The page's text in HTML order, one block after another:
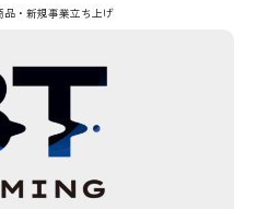
品・新規事業立ち上げ